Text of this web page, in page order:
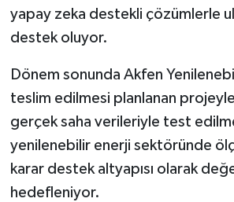
yapay zeka destekli çözümlerle
destek oluyor.
Dönem sonunda Akfen
teslim edilmesi planlanan
gerçek saha verileriyle test
yenilenebilir enerji sektöründe
karar destek altyapısı olarak
hedefleniyor.